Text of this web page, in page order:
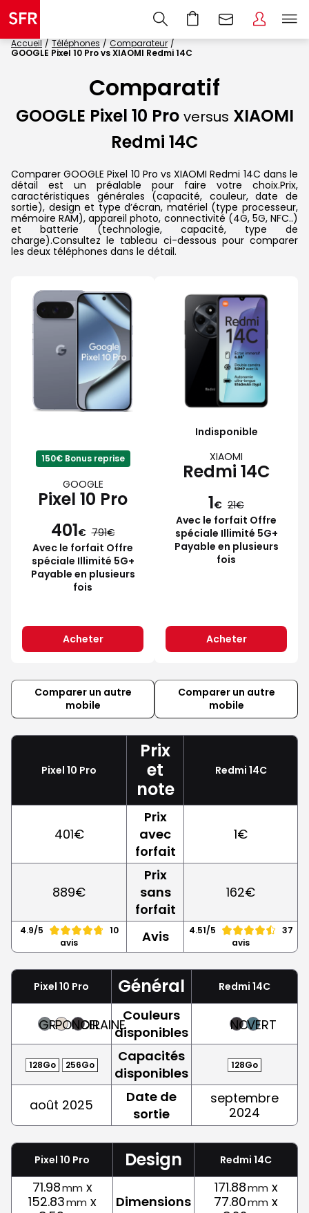
Accueil Téléphones
Comparateur
GOOGLE Pixel 10 Pro vs XIAOMI Redmi 14C
Comparatif
GOOGLE Pixel 10 Pro versus XIAOMI
Redmi 14C
Comparer GOOGLE Pixel 10 Pro vs XIAOMI Redmi 14C dans le
détail est un préalable pour faire votre choix.Prix,
caractéristiques générales (capacité, couleur, date de
sortie), design et type d’écran, matériel (type processeur,
mémoire RAM), appareil photo, connectivité (4G, 5G, NFC..)
et batterie (technologie, capacité, type de
charge).Consultez le tableau ci-dessous pour comparer
les deux téléphones dans le détail.
150€ Bonus reprise
GOOGLE
Pixel 10 Pro
401€ 791
Avec le forfait Offre
spéciale Illimité 5G+
Payable en plusieurs
fois
Acheter
Indisponible
XIAOMI
Redmi 14C
1€ 21
Avec le forfait Offre
spéciale Illimité 5G+
Payable en plusieurs
fois
Acheter
Comparer un autre
mobile
Comparer un autre
mobile
Pixel 10 Pro
Prix
et
note
Redmi 14C
401€
Prix
avec
forfait
1€
889€
Prix
sans
forfait
162€
4.9/5
10
avis
Avis 4.51/5
37
avis
Pixel 10 Pro Général Redmi 14C
GRISPORCELAINE
NOIR
Couleurs
disponibles
NOIRVERT
128Go 256Go
Capacités
disponibles
128Go
août 2025
Date de
sortie
septembre
2024
Pixel 10 Pro Design Redmi 14C
71.98mm x
152.83mm x
Dimensions
171.88mm x
77.80mm x